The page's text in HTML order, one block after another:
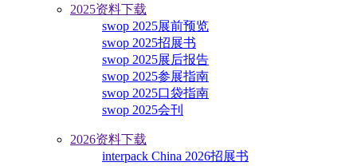
2025资料下载
swop 2025展前预览
swop 2025招展书
swop 2025展后报告
swop 2025参展指南
swop 2025口袋指南
swop 2025会刊
2026资料下载
interpack China 2026招展书